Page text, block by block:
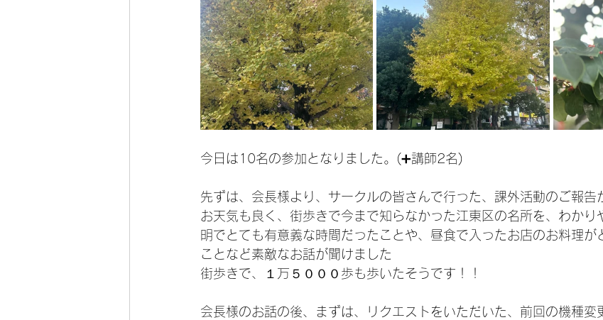
今日は10名の参加となりました。(➕講師2名)
先ずは、会長様より、サークルの皆さんで行った、課外活動のご報告
お天気も良く、街歩きで今まで知らなかった江東区の名所を、わかり
明でとても有意義な時間だったことや、昼食で入ったお店のお料理が
ことなど素敵なお話が聞けました
街歩きで、１万５０００歩も歩いたそうです！！
会長様のお話の後、まずは、リクエストをいただいた、前回の機種変